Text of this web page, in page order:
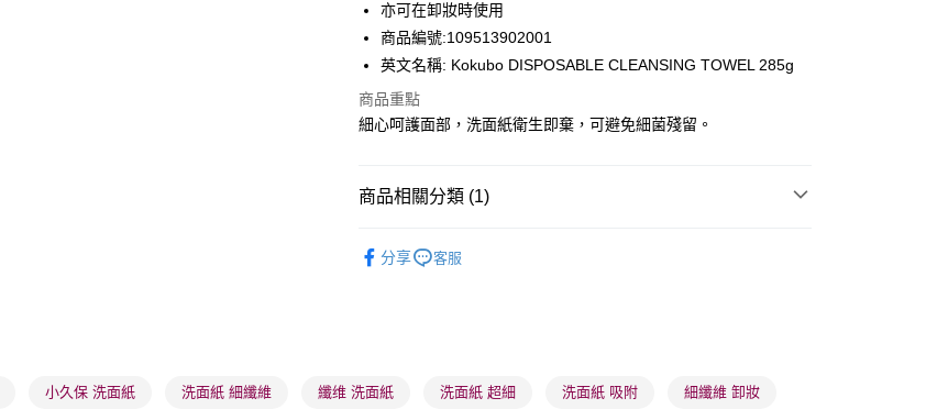
WeChat Pay
BoC Pay
順豐站及營業點 - 確認發貨後1-3個工作天送達
亦可在卸妝時使用
商品編號:109513902001
英文名稱: Kokubo DISPOSABLE CLEANSING TOWEL 285g
商品重點
細心呵護面部，洗面紙衛生即棄，可避免細菌殘留。
商品相關分類 (1)
分享
客服
小久保 洗面紙 洗面紙 細纖維 纖维 洗面紙 洗面紙 超細 洗面紙 吸附 細纖維 卸妝